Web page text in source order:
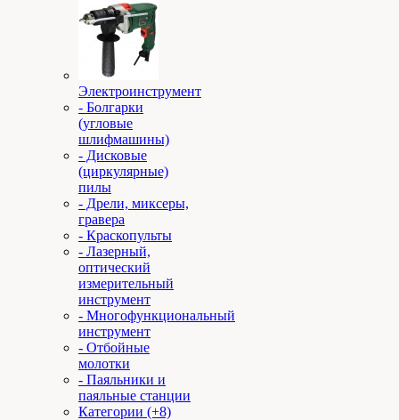
Электроинструмент
- Болгарки
(угловые
шлифмашины)
- Дисковые
(циркулярные)
пилы
- Дрели, миксеры,
гравера
- Краскопульты
- Лазерный,
оптический
измерительный
инструмент
- Многофункциональный
инструмент
- Отбойные
молотки
- Паяльники и
паяльные станции
Категории (+8)